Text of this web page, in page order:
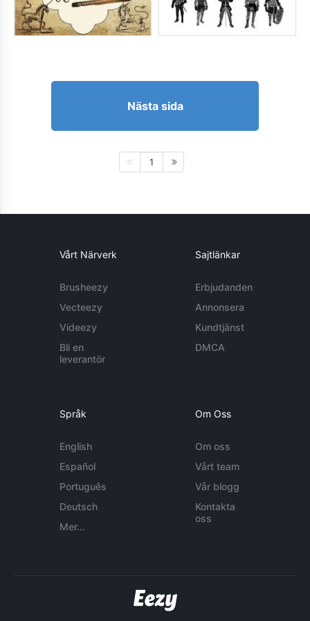
Nästa sida
1
Vårt Närverk
Brusheezy
Vecteezy
Videezy
Bli en
leverantör
Sajtlänkar
Erbjudanden
Annonsera
Kundtjänst
DMCA
Språk
English
Español
Português
Deutsch
Mer...
Om Oss
Om oss
Vårt team
Vår blogg
Kontakta
oss